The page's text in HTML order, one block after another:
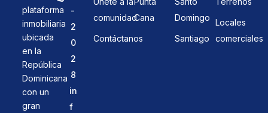
plataforma
inmobiliaria
ubicada
en la
República
Dominicana
con un
gran
-
2
0
2
8
in
f
comunidad
Contáctanos
Cana
Domingo
Santiago
Locales
comerciales